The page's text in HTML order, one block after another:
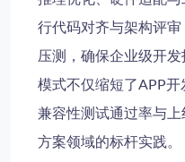
行代码对齐与架构评
压测，确保企业级开发
模式不仅缩短了APP开
兼容性测试通过率与上
方案领域的标杆实践。